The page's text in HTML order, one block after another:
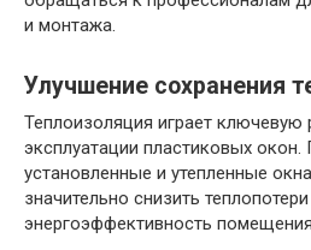
и монтажа.
Улучшение сохранения
Теплоизоляция играет
эксплуатации пластиковых окон.
установленные и утепленные
значительно снизить
энергоэффективность